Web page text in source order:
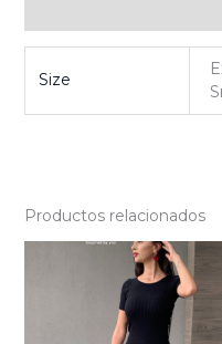
Size
Productos relacionados